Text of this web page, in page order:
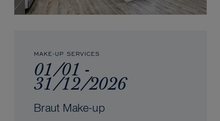
MAKE-UP SERVICES
01/01 -
31/12/2026
Braut Make-up